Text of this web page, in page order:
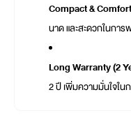
Compact &
นาด และสะดวกในกา
Long Warranty (2
2 ปี เพิ่มความมั่นใจใน